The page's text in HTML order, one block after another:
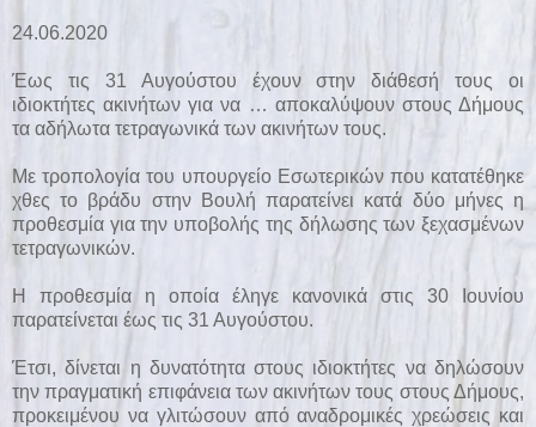
24.06.2020
Έως τις 31 Αυγούστου έχουν στην διάθεσή τους οι
ιδιοκτήτες ακινήτων για να … αποκαλύψουν στους Δήμους
τα αδήλωτα τετραγωνικά των ακινήτων τους.
Μετροπολογία του υπουργείο Εσωτερικώνπου κατατέθηκε
χθες το βράδυ στην Βουλή παρατείνει κατά δύο μήνες η
προθεσμία για την υποβολής της δήλωσης των ξεχασμένων
τετραγωνικών.
Η προθεσμία η οποία έληγε κανονικά στις 30 Ιουνίου
παρατείνεται έως τις 31 Αυγούστου.
Έτσι, δίνεται η δυνατότητα στους ιδιοκτήτες να δηλώσουν
την πραγματική επιφάνεια των ακινήτων τους στους Δήμους,
προκειμένου να γλιτώσουν από αναδρομικές χρεώσεις και